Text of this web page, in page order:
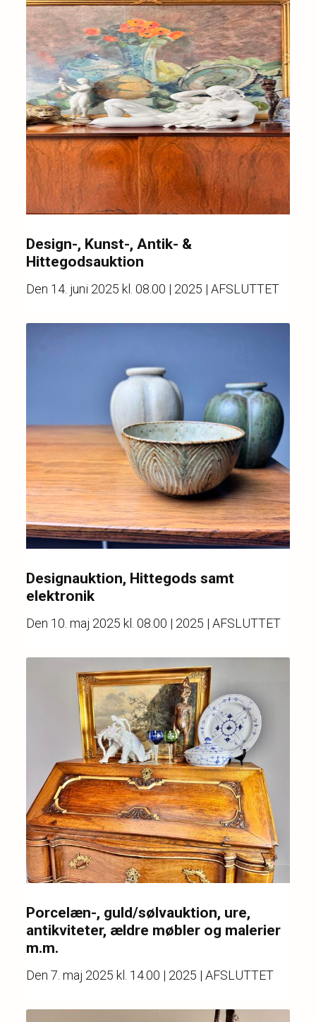
Design-, Kunst-, Antik- &
Hittegodsauktion
Den 14. juni 2025 kl. 08.00 | 2025 | AFSLUTTET
Designauktion, Hittegods samt
elektronik
Den 10. maj 2025 kl. 08.00 | 2025 | AFSLUTTET
Porcelæn-, guld/sølvauktion, ure,
antikviteter, ældre møbler og malerier
m.m.
Den7. maj 2025 kl. 14.00 | 2025 | AFSLUTTET